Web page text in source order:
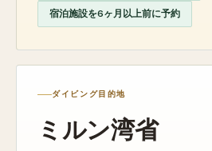
宿泊施設を6ヶ月以上前に予約
ダイビング目的地
ミルン湾省